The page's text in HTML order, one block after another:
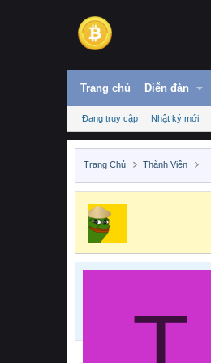
Trang chủ Diễn đàn
Đang truy cập Nhật ký mới
Trang Chủ Thành Viên